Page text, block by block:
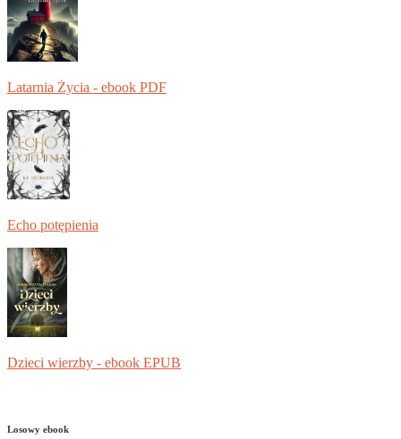
Latarnia Życia - ebook PDF
Echo potępienia
Dzieci wierzby - ebook EPUB
Losowy ebook